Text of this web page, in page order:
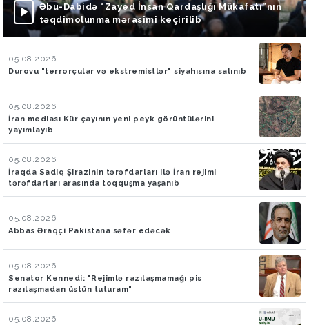
Əbu-Dabidə “Zayed İnsan Qardaşlığı Mükafatı”nın
təqdimolunma mərasimi keçirilib
05.08.2026
Durovu "terrorçular və ekstremistlər" siyahısına salınıb
05.08.2026
İran mediası Kür çayının yeni peyk görüntülərini
yayımlayıb
05.08.2026
İraqda Sadiq Şirazinin tərəfdarları ilə İran rejimi
tərəfdarları arasında toqquşma yaşanıb
05.08.2026
Abbas Əraqçi Pakistana səfər edəcək
05.08.2026
Senator Kennedi: "Rejimlə razılaşmamağı pis
razılaşmadan üstün tuturam"
05.08.2026